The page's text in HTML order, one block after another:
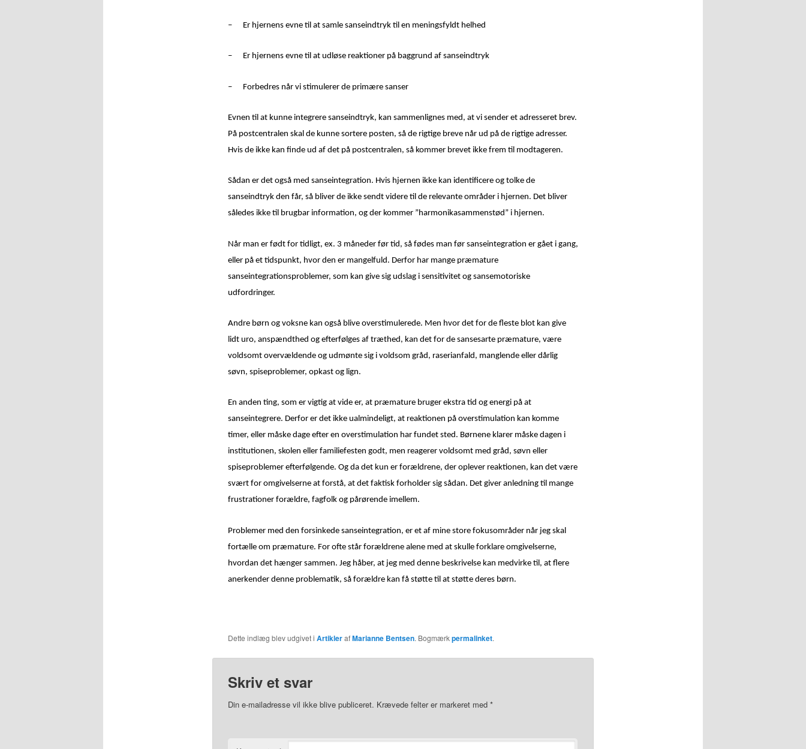
– Er hjernens evne til at samle sanseindtryk til en meningsfyldt helhed
– Er hjernens evne til at udløse reaktioner på baggrund af sanseindtryk
– Forbedres når vi stimulerer de primære sanser
Evnen til at kunne integrere sanseindtryk, kan sammenlignes med, at vi sender et adresseret brev.
På postcentralen skal de kunne sortere posten, så de rigtige breve når ud på de rigtige adresser.
Hvis de ikke kan finde ud af det på postcentralen, så kommer brevet ikke frem til modtageren.
Sådan er det også med sanseintegration. Hvis hjernen ikke kan identificere og tolke de
sanseindtryk den får, så bliver de ikke sendt videre til de relevante områder i hjernen. Det bliver
således ikke til brugbar information, og der kommer ”harmonikasammenstød” i hjernen.
Når man er født for tidligt, ex. 3 måneder før tid, så fødes man før sanseintegration er gået i gang,
eller på et tidspunkt, hvor den er mangelfuld. Derfor har mange præmature
sanseintegrationsproblemer, som kan give sig udslag i sensitivitet og sansemotoriske
udfordringer.
Andre børn og voksne kan også blive overstimulerede. Men hvor det for de fleste blot kan give
lidt uro, anspændthed og efterfølges af træthed, kan det for de sansesarte præmature, være
voldsomt overvældende og udmønte sig i voldsom gråd, raserianfald, manglende eller dårlig
søvn, spiseproblemer, opkast og lign.
En anden ting, som er vigtig at vide er, at præmature bruger ekstra tid og energi på at
sanseintegrere. Derfor er det ikke ualmindeligt, at reaktionen på overstimulation kan komme
timer, eller måske dage efter en overstimulation har fundet sted. Børnene klarer måske dagen i
institutionen, skolen eller familiefesten godt, men reagerer voldsomt med gråd, søvn eller
spiseproblemer efterfølgende. Og da det kun er forældrene, der oplever reaktionen, kan det være
svært for omgivelserne at forstå, at det faktisk forholder sig sådan. Det giver anledning til mange
frustrationer forældre, fagfolk og pårørende imellem.
Problemer med den forsinkede sanseintegration, er et af mine store fokusområder når jeg skal
fortælle om præmature. For ofte står forældrene alene med at skulle forklare omgivelserne,
hvordan det hænger sammen. Jeg håber, at jeg med denne beskrivelse kan medvirke til, at flere
anerkender denne problematik, så forældre kan få støtte til at støtte deres børn.
Dette indlæg blev udgivet i ArtiklerafMarianne Bentsen. Bogmærkpermalinket.
Skriv et svar
Din e-mailadresse vil ikke blive publiceret. Krævede felter er markeret med *